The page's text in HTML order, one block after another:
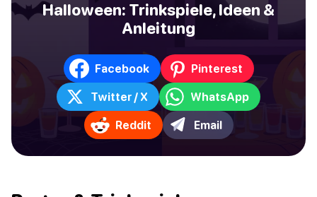
Halloween: Trinkspiele, Ideen &
Anleitung
Facebook Pinterest
Twitter / X WhatsApp
Reddit Email